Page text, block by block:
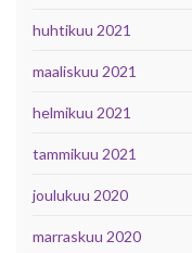
huhtikuu 2021
maaliskuu 2021
helmikuu 2021
tammikuu 2021
joulukuu 2020
marraskuu 2020